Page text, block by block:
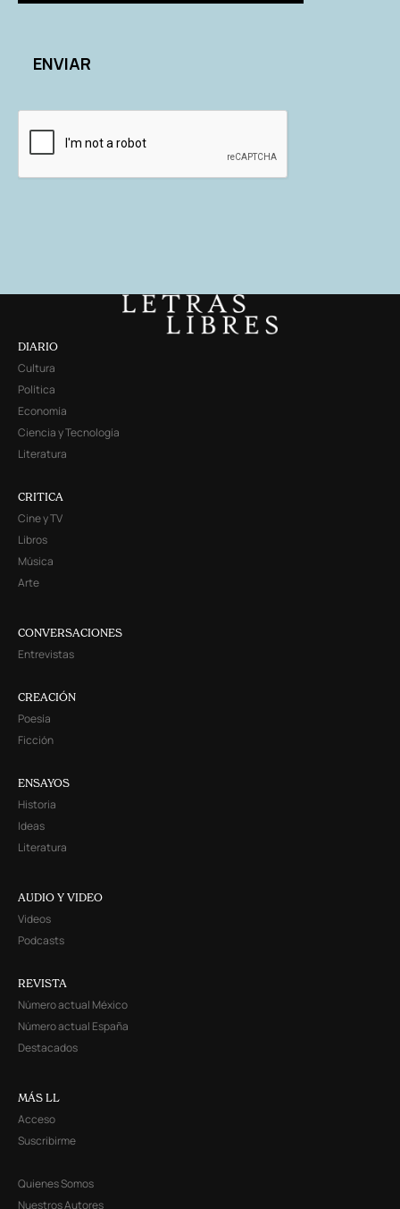
DIARIO
Cultura
Política
Economía
Ciencia y Tecnología
Literatura
CRITICA
Cine y TV
Libros
Música
Arte
CONVERSACIONES
Entrevistas
CREACIÓN
Poesía
Ficción
ENSAYOS
Historia
Ideas
Literatura
AUDIO Y VIDEO
Videos
Podcasts
REVISTA
Número actual México
Número actual España
Destacados
MÁS LL
Acceso
Suscribirme
Quienes Somos
Nuestros Autores